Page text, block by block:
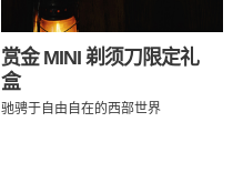
赏金 MINI 剃须刀限定礼
盒
驰骋于自由自在的西部世界